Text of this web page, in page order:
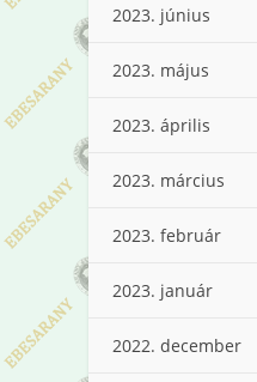
2023. június
2023. május
2023. április
2023. március
2023. február
2023. január
2022. december